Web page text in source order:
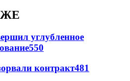
углубленное
550
контракт481